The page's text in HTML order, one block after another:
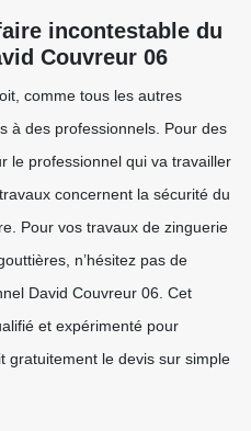
incontestable du
Couvreur 06
comme tous les autres
à des professionnels. Pour des
le professionnel qui va travailler
concernent la sécurité du
Pour vos travaux de zinguerie
n’hésitez pas de
David Couvreur 06. Cet
et expérimenté pour
gratuitement le devis sur simple